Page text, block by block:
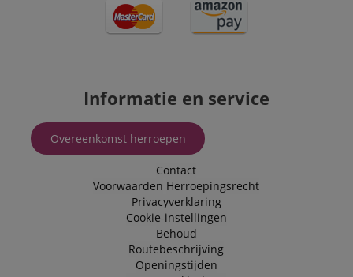
Informatie en service
Overeenkomst herroepen
Contact
Voorwaarden Herroepingsrecht
Privacyverklaring
Cookie-instellingen
Behoud
Routebeschrijving
Openingstijden